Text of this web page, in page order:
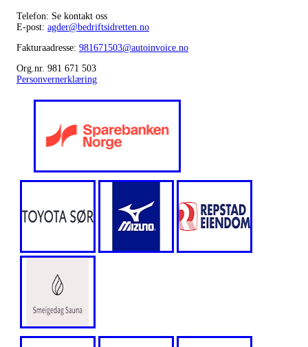
Telefon: Se kontakt oss
E-post: agder@bedriftsidretten.no
Fakturaadresse: 981671503@autoinvoice.no
Org.nr. 981 671 503
Personvernerklæring